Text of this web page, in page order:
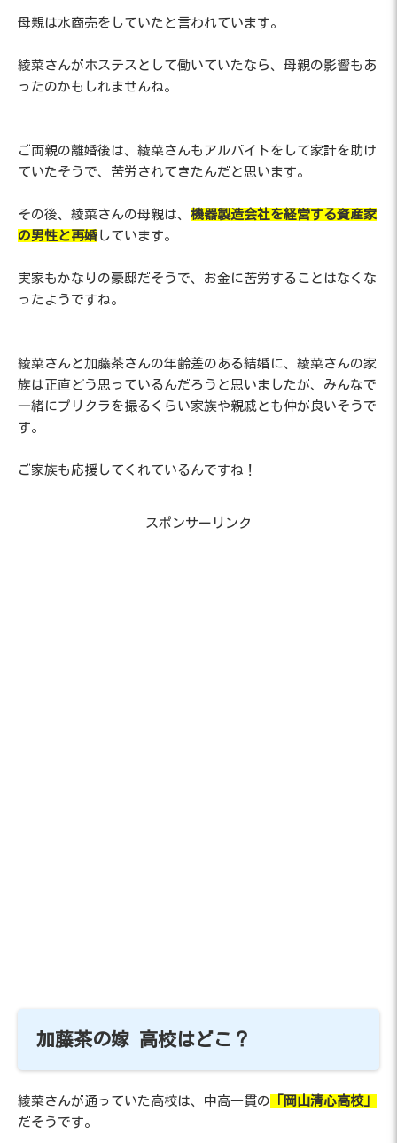
母親は水商売をしていたと言われています。
綾菜さんがホステスとして働いていたなら、母親の影響もあ
ったのかもしれませんね。
ご両親の離婚後は、綾菜さんもアルバイトをして家計を助け
ていたそうで、苦労されてきたんだと思います。
その後、綾菜さんの母親は、 機器製造会社を経営する資産家
の男性と再婚 しています。
実家もかなりの豪邸だそうで、お金に苦労することはなくな
ったようですね。
綾菜さんと加藤茶さんの年齢差のある結婚に、綾菜さんの家
族は正直どう思っているんだろうと思いましたが、みんなで
一緒にプリクラを撮るくらい家族や親戚とも仲が良いそうで
す。
ご家族も応援してくれているんですね！
スポンサーリンク
加藤茶の嫁 高校はどこ？
綾菜さんが通っていた高校は、中高一貫の 「岡山清心高校」
だそうです。